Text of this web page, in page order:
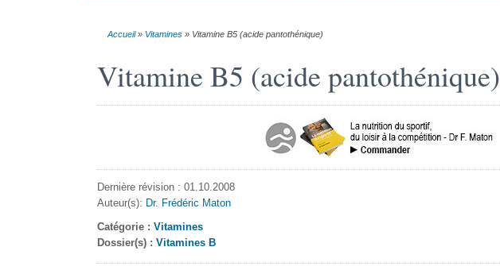
Accueil» Vitamines» Vitamine B5 (acide pantothénique)
Vitamine B5 (acide pantothénique)
Dernière révision : 01.10.2008
Auteur(s): Dr. Frédéric Maton
Catégorie : Vitamines
Dossier(s) : Vitamines B